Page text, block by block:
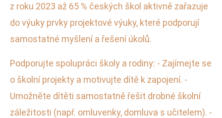
z roku 2023 až 65 % českých škol aktivně zařazuje
do výuky prvky projektové výuky, které podporují
samostatné myšlení a řešení úkolů.
Podporujte spolupráci školy a rodiny: - Zajímejte se
o školní projekty a motivujte dítě k zapojení. -
Umožněte dítěti samostatně řešit drobné školní
záležitosti (např. omluvenky, domluva s učitelem). -